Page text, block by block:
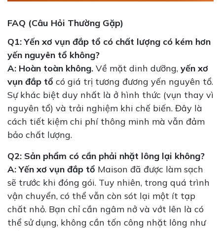
FAQ (Câu Hỏi Thường Gặp)
Q1: Yến xơ vụn đắp tổ có chất lượng có kém hơn
yến nguyên tổ không?
A: Hoàn toàn không. Về mặt dinh dưỡng, yến xơ
vụn đắp tổ có giá trị tương đương yến nguyên tổ.
Sự khác biệt duy nhất là ở hình thức (vụn thay vì
nguyên tổ) và trải nghiệm khi chế biến. Đây là
cách tiết kiệm chi phí thông minh mà vẫn đảm
bảo chất lượng.
Q2: Sản phẩm có cần phải nhặt lông lại không?
A: Yến xơ vụn đắp tổ Maison đã được làm sạch
sẽ trước khi đóng gói. Tuy nhiên, trong quá trình
vận chuyển, có thể vẫn còn sót lại một ít tạp
chất nhỏ. Bạn chỉ cần ngâm nở và vớt lên là có
thể sử dụng, không cần tốn công nhặt lông như